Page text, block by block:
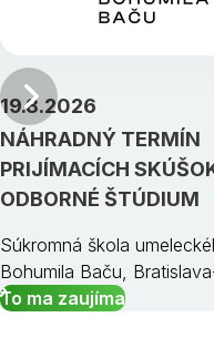
NÁHRADNÝ TERMÍN
PRIJÍMACÍCH
ODBORNÉ ŠTÚDIUM
19.8.2026
Súkromná škola
Bohumila Baču,
To ma zaujíma
Predchádzajúci